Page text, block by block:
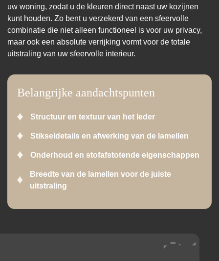
uw woning, zodat u de kleuren direct naast uw kozijnen
kunt houden. Zo bent u verzekerd van een sfeervolle
combinatie die niet alleen functioneel is voor uw privacy,
maar ook een absolute verrijking vormt voor de totale
uitstraling van uw sfeervolle interieur.
Belangrijke aandachtspunten
Structuur en textuur van het leder
Stikseldetails en afwerking van de lamellen
Onderhoud en stofafstotende eigenschappen
Breedte van de lamellen voor de juiste
uitstraling